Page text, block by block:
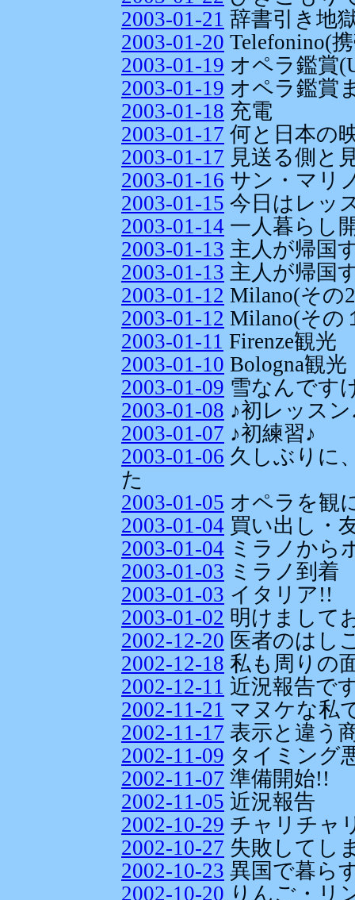
2003-01-21 辞書引き地
2003-01-20 Telefonino(
2003-01-19 オペラ鑑賞
2003-01-19 オペラ鑑賞
2003-01-18 充電
2003-01-17 何と日本の
2003-01-17 見送る側と
2003-01-16 サン・マリ
2003-01-15 今日はレッ
2003-01-14 一人暮らし
2003-01-13 主人が帰国
2003-01-13 主人が帰国
2003-01-12 Milano(その
2003-01-12 Milano(その
2003-01-11 Firenze観光
2003-01-10 Bologna観光
2003-01-09 雪なんです
2003-01-08 ♪初レッスン
2003-01-07 ♪初練習♪
2003-01-06 久しぶりに
た
2003-01-05 オペラを観
2003-01-04 買い出し・
2003-01-04 ミラノから
2003-01-03 ミラノ到着
2003-01-03 イタリア!!
2003-01-02 明けまして
2002-12-20 医者のはし
2002-12-18 私も周りの
2002-12-11 近況報告で
2002-11-21 マヌケな私
2002-11-17 表示と違う
2002-11-09 タイミング
2002-11-07 準備開始!!
2002-11-05 近況報告
2002-10-29 チャリチャ
2002-10-27 失敗してし
2002-10-23 異国で暮ら
2002-10-20 りんご・リ